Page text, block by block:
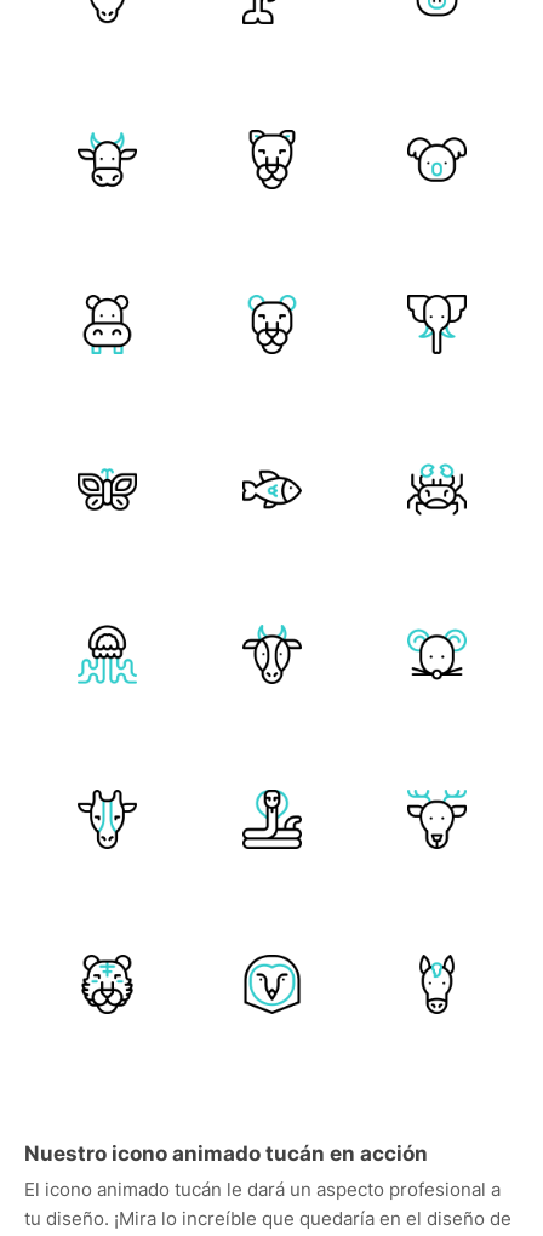
Nuestro icono animado tucán en acción
El icono animado tucán le dará un aspecto profesional a
tu diseño. ¡Mira lo increíble que quedaría en el diseño de